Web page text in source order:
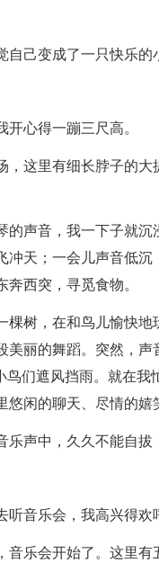
己变成了一只快乐的
心得一蹦三尺高。
，这里有细长脖子的
的声音，我一下子就
冲天；一会儿声音低
西突，寻觅食物。
棵树，在和鸟儿愉快
美丽的舞蹈。突然，
鸟们遮风挡雨。就在
悠闲的聊天、尽情的
声中，久久不能自拔
音乐会，我高兴得欢
乐会开始了。这里有